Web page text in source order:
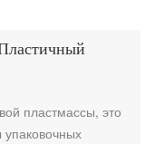
пластмассы, это